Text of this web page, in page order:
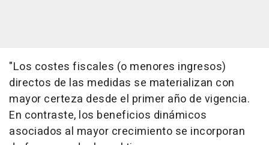
"Los costes fiscales (o menores ingresos)
directos de las medidas se materializan con
mayor certeza desde el primer año de vigencia.
En contraste, los beneficios dinámicos
asociados al mayor crecimiento se incorporan